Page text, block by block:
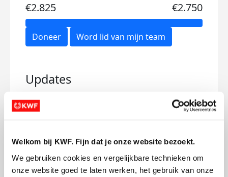
Welkom bij KWF. Fijn dat je onze website bezoekt.
We gebruiken cookies en vergelijkbare technieken om
onze website goed te laten werken, het gebruik van onze
€2.825 €2.750
Doneer Word lid van mijn team
Updates
Dankjewel voor jouw steun!
dinsdag 3 oktober 2023